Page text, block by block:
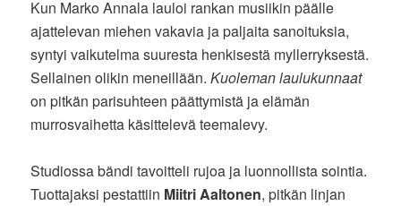
Kun Marko Annala lauloi rankan musiikin päälle
ajattelevan miehen vakavia ja paljaita sanoituksia,
syntyi vaikutelma suuresta henkisestä myllerryksestä.
Sellainen olikin meneillään.Kuoleman laulukunnaat
on pitkän parisuhteen päättymistä ja elämän
murrosvaihetta käsittelevä teemalevy.
Studiossa bändi tavoitteli rujoa ja luonnollista sointia.
Tuottajaksi pestattiin Miitri Aaltonen, pitkän linjan